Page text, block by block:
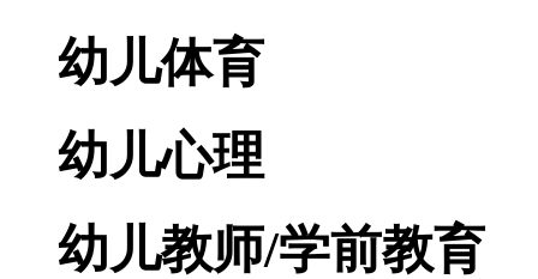
幼儿体育
幼儿心理
幼儿教师/学前教育